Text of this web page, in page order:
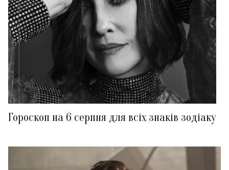
Гороскоп на 6 серпня для всіх знаків зодіаку